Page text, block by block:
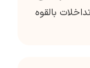
بالقوه